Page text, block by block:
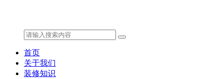
首页
关于我们
装修知识